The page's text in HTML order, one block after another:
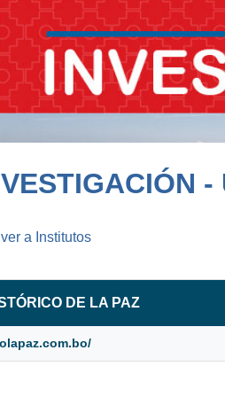
-
a Institutos
DE LA PAZ